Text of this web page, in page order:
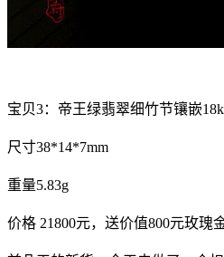
宝贝3：帝王绿翡翠细竹节镶嵌
尺寸38*14*7mm
重量5.83g
价格 21800元，送价值800元玫瑰